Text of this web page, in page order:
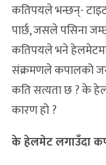
कतिपयले भन्छन्-
पार्छ, जसले पसिना
कतिपयले भने
संक्रमणले कपालको
कति सत्यता छ ? के
कारण हो ?
के हेलमेट लगाउँदा